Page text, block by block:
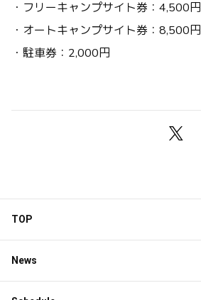
・フリーキャンプサイト券：4,500円
・オートキャンプサイト券：8,500円
・駐車券：2,000円
TOP
News